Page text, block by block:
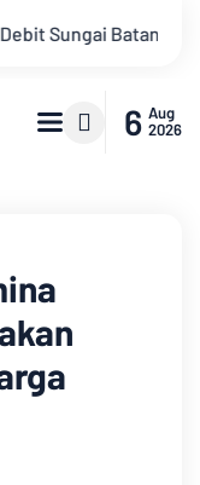
Ancaman Krisis
6 Aug
2026